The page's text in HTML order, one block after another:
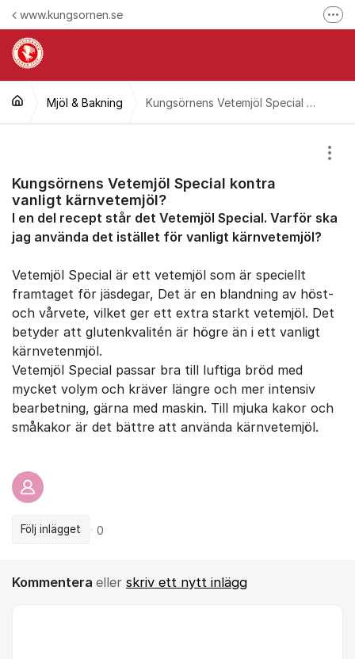
Hoppa till innehåll
www.kungsornen.se
Ring oss
Följ oss på Instagram
Mjöl & Bakning Kungsörnens Vetemjöl Special kontra vanligt kärnvetemjöl?
Kungsörnens Vetemjöl Special kontra
vanligt kärnvetemjöl?
I en del recept står det Vetemjöl Special. Varför ska
jag använda det istället för vanligt kärnvetemjöl?
Vetemjöl Special är ett vetemjöl som är speciellt
framtaget för jäsdegar, Det är en blandning av höst-
och vårvete, vilket ger ett extra starkt vetemjöl. Det
betyder att glutenkvalitén är högre än i ett vanligt
kärnvetenmjöl.
Vetemjöl Special passar bra till luftiga bröd med
mycket volym och kräver längre och mer intensiv
bearbetning, gärna med maskin. Till mjuka kakor och
småkakor är det bättre att använda kärnvetemjöl.
Följ inlägget 0
Kommentera eller skriv ett nytt inlägg